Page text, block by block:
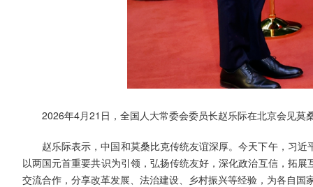
2026年4月21日，全国人大常委会委员长赵乐际在北京会见莫
赵乐际表示，中国和莫桑比克传统友谊深厚。今天下午，习
以两国元首重要共识为引领，弘扬传统友好，深化政治互信，拓
交流合作，分享改革发展、法治建设、乡村振兴等经验，为各自国